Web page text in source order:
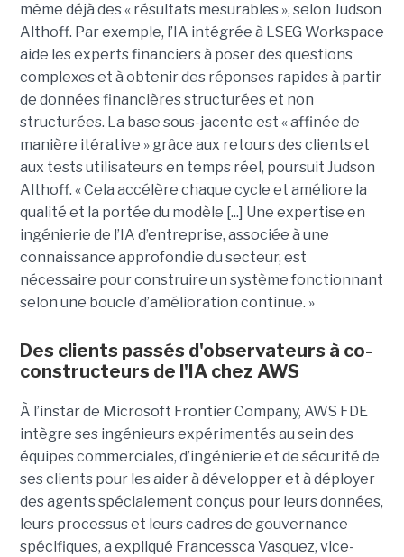
même déjà des « résultats mesurables », selon Judson
Althoff. Par exemple, l’IA intégrée à LSEG Workspace
aide les experts financiers à poser des questions
complexes et à obtenir des réponses rapides à partir
de données financières structurées et non
structurées. La base sous-jacente est « affinée de
manière itérative » grâce aux retours des clients et
aux tests utilisateurs en temps réel, poursuit Judson
Althoff. « Cela accélère chaque cycle et améliore la
qualité et la portée du modèle [...] Une expertise en
ingénierie de l’IA d’entreprise, associée à une
connaissance approfondie du secteur, est
nécessaire pour construire un système fonctionnant
selon une boucle d’amélioration continue. »
Des clients passés d'observateurs à co-
constructeurs de l'IA chez AWS
À l’instar de Microsoft Frontier Company, AWS FDE
intègre ses ingénieurs expérimentés au sein des
équipes commerciales, d’ingénierie et de sécurité de
ses clients pour les aider à développer et à déployer
des agents spécialement conçus pour leurs données,
leurs processus et leurs cadres de gouvernance
spécifiques, a expliqué Francessca Vasquez, vice-